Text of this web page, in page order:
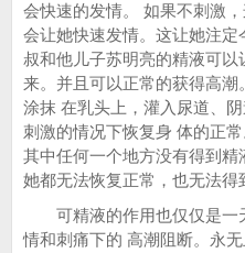
会快速的发情。 如果不刺激
会让她快速发情。这让她注
叔和他儿子苏明亮的精液可
来。并且可以正常的获得高
涂抹 在乳头上，灌入尿道、
刺激的情况下恢复身 体的正
其中任何一个地方没有得到精
她都无法恢复正常，也无法得
可精液的作用也仅仅是一
情和刺痛下的 高潮阻断。永